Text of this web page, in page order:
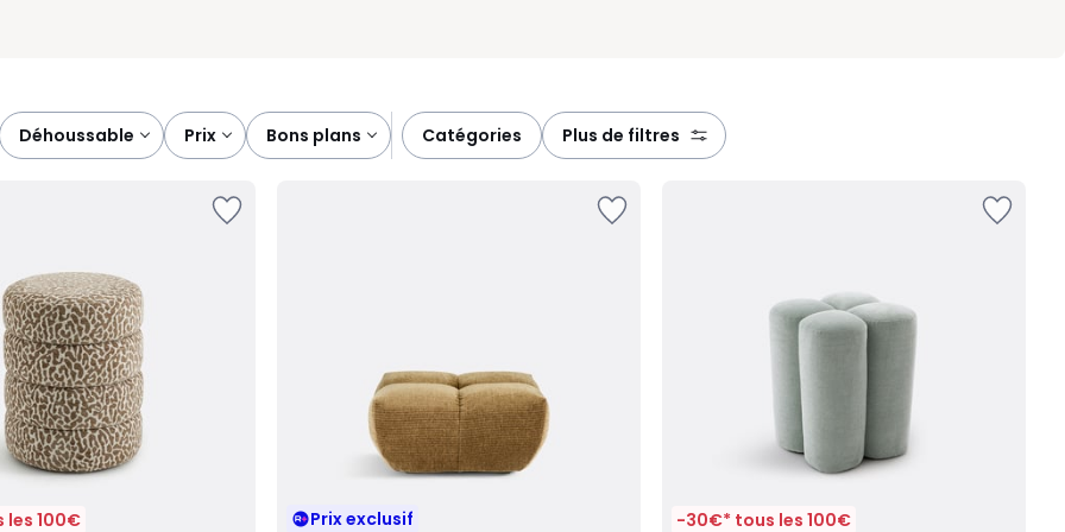
déhoussable prix bons plans catégories plus de filtres
100€ Prix exclusif -30€* tous les 100€